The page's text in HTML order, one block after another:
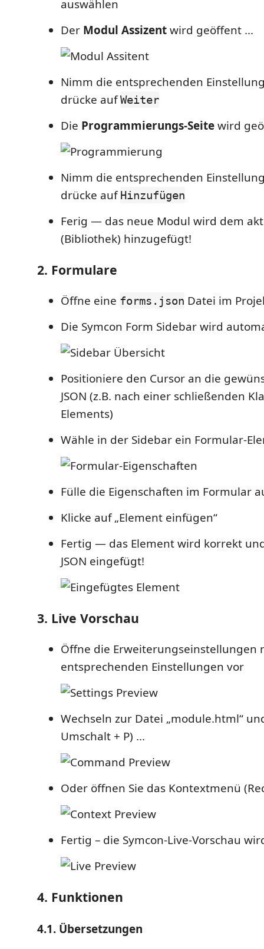
auswählen
Der Modul Assizentwird geöffent ...
Nimm die entsprechenden
drücke aufWeiter
Die Programmierungs-Seitewird
Nimm die entsprechenden
drücke aufHinzufügen
Ferig — das neue Modul wird dem
(Bibliothek) hinzugefügt!
2. Formulare
Öffne eine forms.json Datei im
Die Symcon Form Sidebar wird
Positioniere den Cursor an die
JSON (z.B. nach einer schließenden
Elements)
Wähle in der Sidebar ein Formular-
Fülle die Eigenschaften im Formular
Klicke auf „Element einfügen“
Fertig — das Element wird korrekt
JSON eingefügt!
3. Live Vorschau
Öffne die Erweiterungseinstellungen
entsprechenden Einstellungen vor
Wechseln zur Datei „module.html“
Umschalt + P) ...
Oder öffnen Sie das Kontextmenü
Fertig – die Symcon-Live-Vorschau
4. Funktionen
4.1. Übersetzungen